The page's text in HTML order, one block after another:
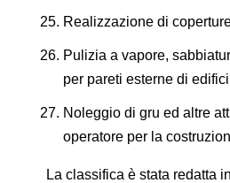
Realizzazione di
Pulizia a vapore,
per pareti esterne di edifici
Noleggio di gru ed altre
operatore per la
La classifica è stata redatta